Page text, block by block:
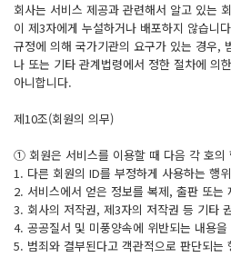
회사는 서비스 제공과 관련해서 알고 있는
이 제3자에게 누설하거나 배포하지 않습니
규정에 의해 국가기관의 요구가 있는 경우,
나 또는 기타 관계법령에서 정한 절차에 의
아니합니다.
제10조(회원의 의무)
① 회원은 서비스를 이용할 때 다음 각 호의
1. 다른 회원의 ID를 부정하게 사용하는 행위
2. 서비스에서 얻은 정보를 복제, 출판 또는
3. 회사의 저작권, 제3자의 저작권 등 기타
4. 공공질서 및 미풍양속에 위반되는 내용을
5. 범죄와 결부된다고 객관적으로 판단되는